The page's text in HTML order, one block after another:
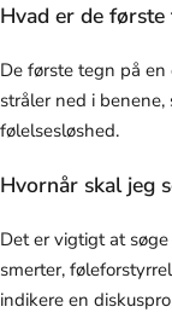
Hvad er de
De første tegn på
stråler ned i
følelsesløshed.
Hvornår skal jeg
Det er vigtigt at
smerter,
indikere en